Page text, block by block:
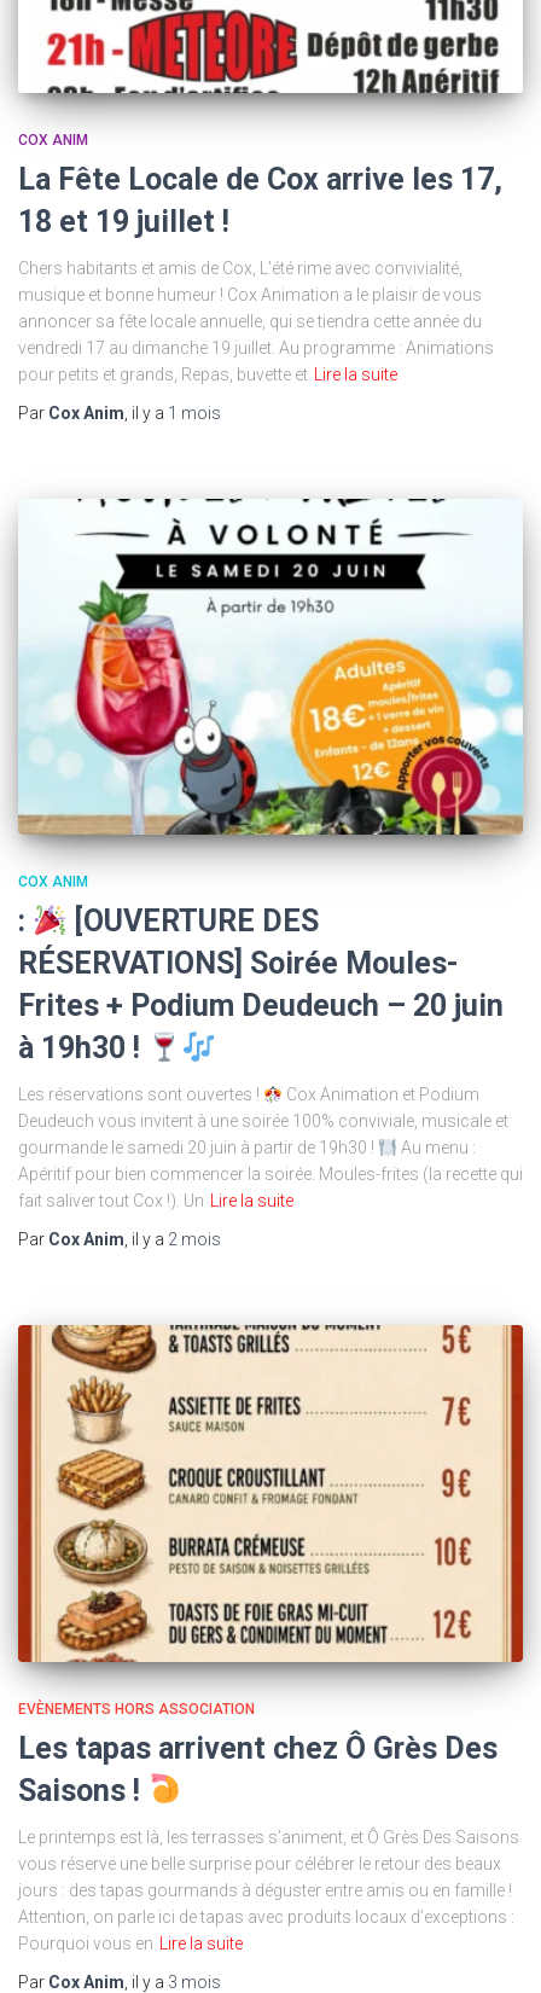
COX ANIM
La Fête Locale de Cox arrive les 17,
18 et 19 juillet !
Chers habitants et amis de Cox, L’été rime avec convivialité,
musique et bonne humeur ! Cox Animation a le plaisir de vous
annoncer sa fête locale annuelle, qui se tiendra cette année du
vendredi 17 au dimanche 19 juillet. Au programme : Animations
pour petits et grands, Repas, buvette et
Lire la suite
Par Cox Anim , il y a 1 mois
COX ANIM
:
[OUVERTURE DES
RÉSERVATIONS] Soirée Moules-
Frites + Podium Deudeuch – 20 juin
à 19h30 !
Les réservations sont ouvertes !
Cox Animation et Podium
Deudeuch vous invitent à une soirée 100% conviviale, musicale et
gourmande le samedi 20 juin à partir de 19h30 !
Au menu :
Apéritif pour bien commencer la soirée. Moules-frites (la recette qui
fait saliver tout Cox !). Un Lire la suite
Par Cox Anim, il y a 2 mois
EVÈNEMENTS HORS ASSOCIATION
Les tapas arrivent chez Ô Grès Des
Saisons !
Le printemps est là, les terrasses s’animent, et Ô Grès Des Saisons
vous réserve une belle surprise pour célébrer le retour des beaux
jours : des tapas gourmands à déguster entre amis ou en famille !
Attention, on parle ici de tapas avec produits locaux d’exceptions :
Pourquoi vous en
Lire la suite
Par Cox Anim , il y a 3 mois